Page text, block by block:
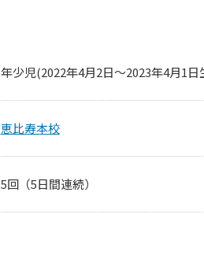
年少児(2022年4月2日～2023年4月1日
恵比寿本校
5回（5日間連続）